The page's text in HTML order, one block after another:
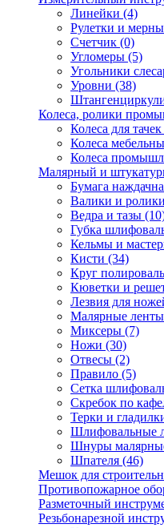
Линейки (4)
Рулетки и
Счетчик (0)
Угломеры (5)
Угольники
Уровни (38)
Колеса, ролики
Колеса для тачек
Колеса
Колеса
Малярный и
Бумага
Валики и ролики
Ведра и тазы
Губка
Кельмы и
Кисти (34)
Круг
Кюветки и
Лезвия для
Малярные ленты
Миксеры (7)
Ножи (30)
Отвесы (2)
Правило (5)
Сетка
Скребок по
Терки и
Шлифовальные
Шнуры
Шпателя (46)
Мешок для
Противопожарное
Разметочный
Резьбонарезной